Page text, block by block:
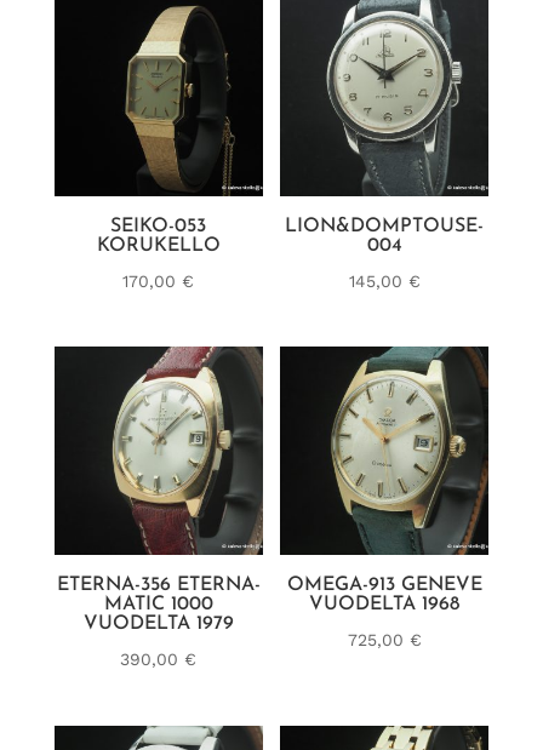
SEIKO-053
KORUKELLO
170,00 €
LION&DOMPTOUSE-
004
145,00 €
ETERNA-356 ETERNA-
MATIC 1000
VUODELTA 1979
390,00 €
OMEGA-913 GENEVE
VUODELTA 1968
725,00 €